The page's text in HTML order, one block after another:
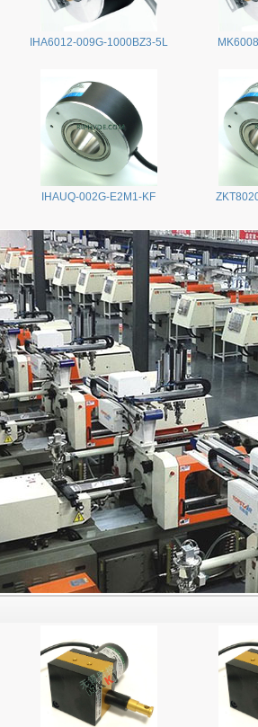
IHA6012-009G-1000BZ3-5L
IHAUQ-002G-E2M1-KF